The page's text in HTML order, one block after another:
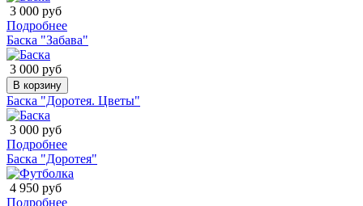
3 000 руб
Подробнее
Баска "Забава"
3 000 руб
В корзину
Баска "Доротея. Цветы"
3 000 руб
Подробнее
Баска "Доротея"
4 950 руб
Подробнее